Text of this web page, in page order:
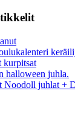
kurpitsat
halloween juhla.
Noodoll juhlat +